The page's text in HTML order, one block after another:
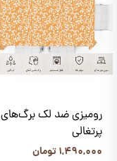
رومیزی ضد لک برگ‌های
پرتغالی
۱,۴۹۰,۰۰۰ تومان